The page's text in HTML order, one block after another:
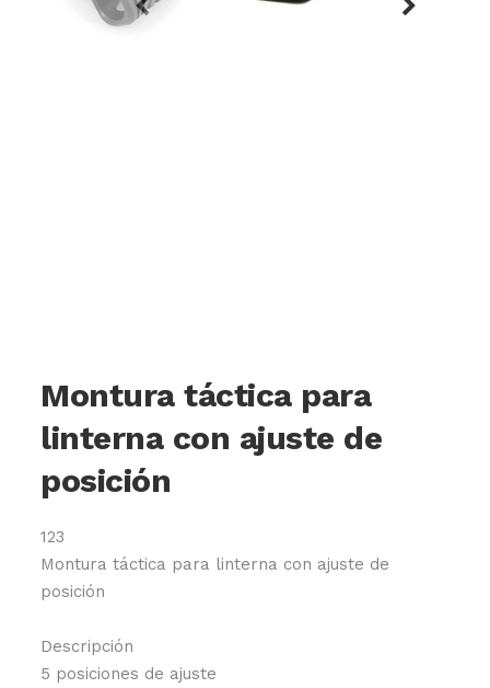
Next
Montura táctica para
linterna con ajuste de
posición
123
Montura táctica para linterna con ajuste de
posición
Descripción
5 posiciones de ajuste